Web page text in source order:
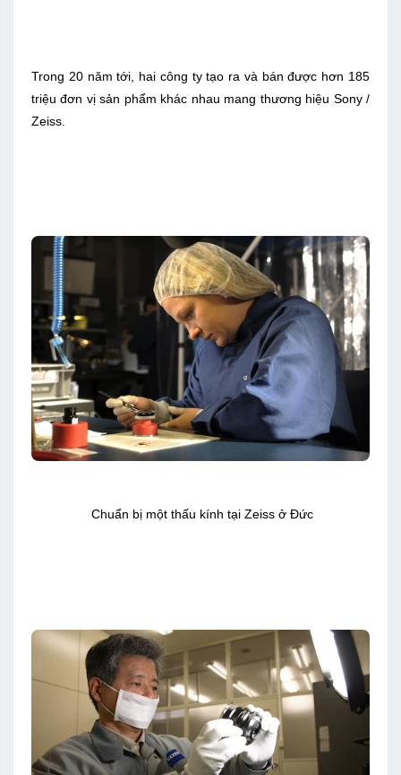
Trong 20 năm tới, hai công ty tạo ra và bán được hơn 185
triệu đơn vị sản phẩm khác nhau mang thương hiệu Sony /
Zeiss.
Chuẩn bị một thấu kính tại Zeiss ở Đức